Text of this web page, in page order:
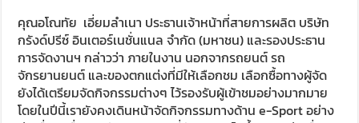
คุณอโณทัย เอี่ยมลำเนา ประธานเจ้าหน้าที่สายการผลิต บริษัท
กรังด์ปรีซ์ อินเตอร์เนชั่นแนล จำกัด (มหาชน) และรองประธาน
การจัดงานฯ​ กล่าวว่า ภายในงาน นอกจากรถยนต์ รถ
จักรยานยนต์ และของตกแต่งที่มีให้เลือกชม เลือกซื้อทางผู้จัด
ยังได้เตรียมจัดกิจกรรมต่างๆ ไว้รองรับผู้เข้าชมอย่างมากมาย
โดยในปีนี้เรายังคงเดินหน้าจัดกิจกรรมทางด้าน e-Sport อย่าง